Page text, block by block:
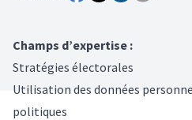
Champs d’expertise :
Stratégies électorales
Utilisation des données
politiques